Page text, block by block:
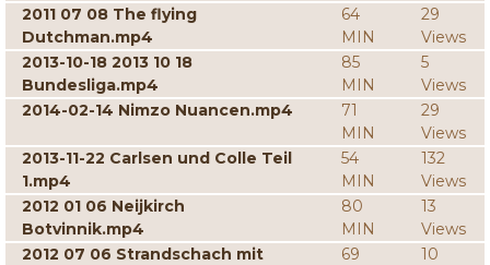
2011 07 08 The flying
Dutchman.mp4
64
MIN
29
Views
2013-10-18 2013 10 18
Bundesliga.mp4
85
MIN
5
Views
2014-02-14 Nimzo Nuancen.mp4
71
MIN
29
Views
2013-11-22 Carlsen und Colle Teil
1.mp4
54
MIN
132
Views
2012 01 06 Neijkirch
Botvinnik.mp4
80
MIN
13
Views
2012 07 06 Strandschach mit
69
10